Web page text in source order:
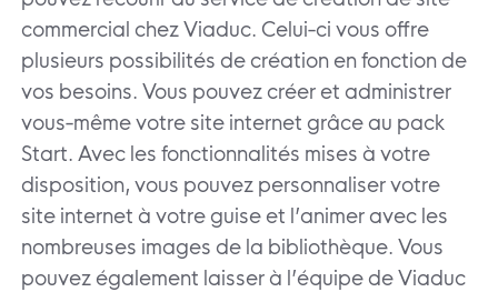
commercial chez Viaduc. Celui-ci vous offre
plusieurs possibilités de création en fonction de
vos besoins. Vous pouvez créer et administrer
vous-même votre site internet grâce au pack
Start. Avec les fonctionnalités mises à votre
disposition, vous pouvez personnaliser votre
site internet à votre guise et l’animer avec les
nombreuses images de la bibliothèque. Vous
pouvez également laisser à l’équipe de Viaduc